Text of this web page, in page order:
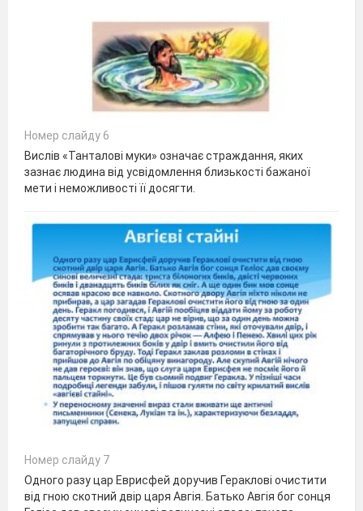
Номер слайду 6
Вислів «Танталові муки» означає страждання, яких
зазнає людина від усвідомлення близькості бажаної
мети і неможливості її досягти.
Номер слайду 7
Одного разу цар Еврисфей доручив Гераклові очис­тити
від гною скотний двір царя Авгія. Батько Авгія бог сонця